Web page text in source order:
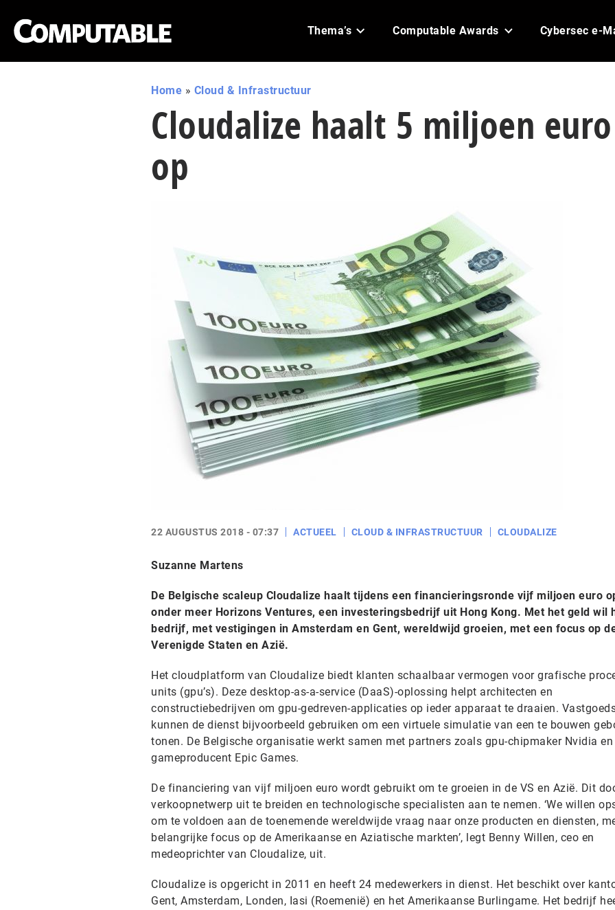
Thema’s Computable Awards Cybersec e-
Home » Cloud & Infrastructuur
Cloudalize haalt 5 miljoen euro
op
22 AUGUSTUS 2018 - 07:37 ACTUEEL CLOUD & INFRASTRUCTUUR CLOUDALIZE
Suzanne Martens
De Belgische scaleup Cloudalize haalt tijdens een financieringsronde vijf miljoen euro
onder meer Horizons Ventures, een investeringsbedrijf uit Hong Kong. Met het geld wil
bedrijf, met vestigingen in Amsterdam en Gent, wereldwijd groeien, met een focus op
Verenigde Staten en Azië.
Het cloudplatform van Cloudalize biedt klanten schaalbaar vermogen voor grafische
units (gpu’s). Deze desktop-as-a-service (DaaS)-oplossing helpt architecten en
constructiebedrijven om gpu-gedreven-applicaties op ieder apparaat te draaien.
kunnen de dienst bijvoorbeeld gebruiken om een virtuele simulatie van een te bouwen
tonen. De Belgische organisatie werkt samen met partners zoals gpu-chipmaker Nvidia en
gameproducent Epic Games.
De financiering van vijf miljoen euro wordt gebruikt om te groeien in de VS en Azië. Dit
verkoopnetwerp uit te breiden en technologische specialisten aan te nemen. ‘We willen
om te voldoen aan de toenemende wereldwijde vraag naar onze producten en diensten,
belangrijke focus op de Amerikaanse en Aziatische markten’, legt Benny Willen, ceo en
medeoprichter van Cloudalize, uit.
Cloudalize is opgericht in 2011 en heeft 24 medewerkers in dienst. Het beschikt over
Gent, Amsterdam, Londen, Iasi (Roemenië) en het Amerikaanse Burlingame. Het bedrijf